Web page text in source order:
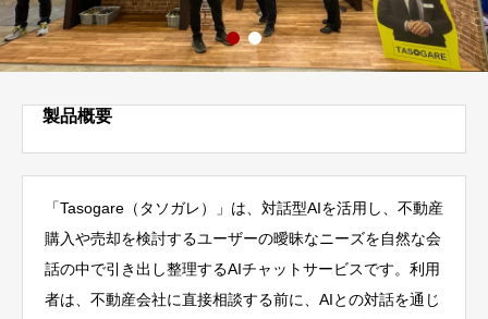
製品概要
「Tasogare（タソガレ）」は、対話型AIを活用し、不動産
購入や売却を検討するユーザーの曖昧なニーズを自然な会
話の中で引き出し整理するAIチャットサービスです。利用
者は、不動産会社に直接相談する前に、AIとの対話を通じ